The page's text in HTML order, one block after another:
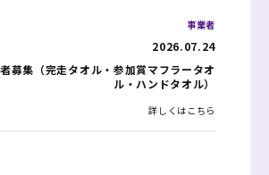
事業者
2026.07.24
募集（完走タオル・参加賞マフラータオ
ル・ハンドタオル）
詳しくはこちら